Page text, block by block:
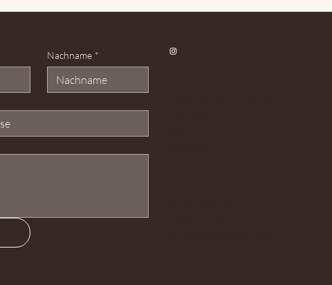
Nachname *